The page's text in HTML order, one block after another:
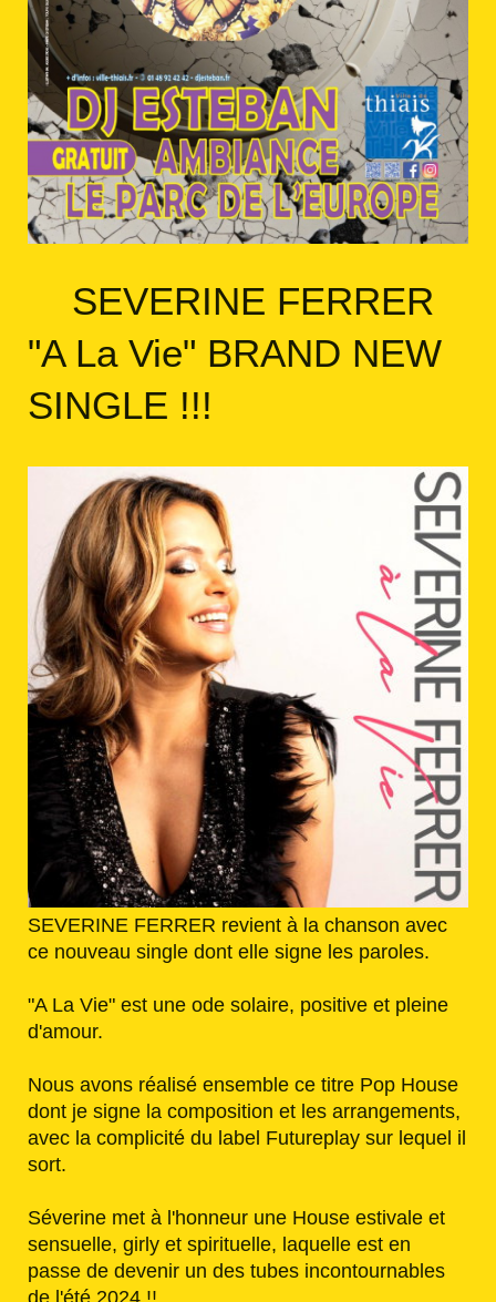
SEVERINE FERRER
"A La Vie" BRAND NEW
SINGLE !!!
SEVERINE FERRER revient à la chanson avec
ce nouveau single dont elle signe les paroles.
"A La Vie" est une ode solaire, positive et pleine
d'amour.
Nous avons réalisé ensemble ce titre Pop House
dont je signe la composition et les arrangements,
avec la complicité du label Futureplay sur lequel il
sort.
Séverine met à l'honneur une House estivale et
sensuelle, girly et spirituelle, laquelle est en
passe de devenir un des tubes incontournables
de l'été 2024 !!